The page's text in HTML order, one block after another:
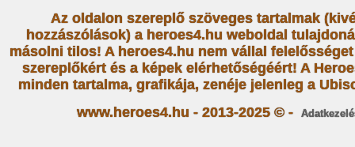
Az oldalon szereplő szöveges tartalmak
hozzászólások) a heroes4.hu weboldal
másolni tilos! A heroes4.hu nem vállal
szereplőkért és a képek elérhetőségéért! A
minden tartalma, grafikája, zenéje jelenleg a
www.heroes4.hu - 2013-2025 © -